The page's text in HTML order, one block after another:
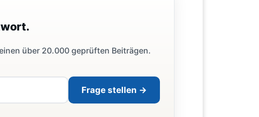
über 20.000 geprüften Beiträgen.
Frage stellen →